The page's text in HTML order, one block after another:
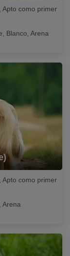
Apto como primer
Blanco, Arena
Apto como primer
Arena